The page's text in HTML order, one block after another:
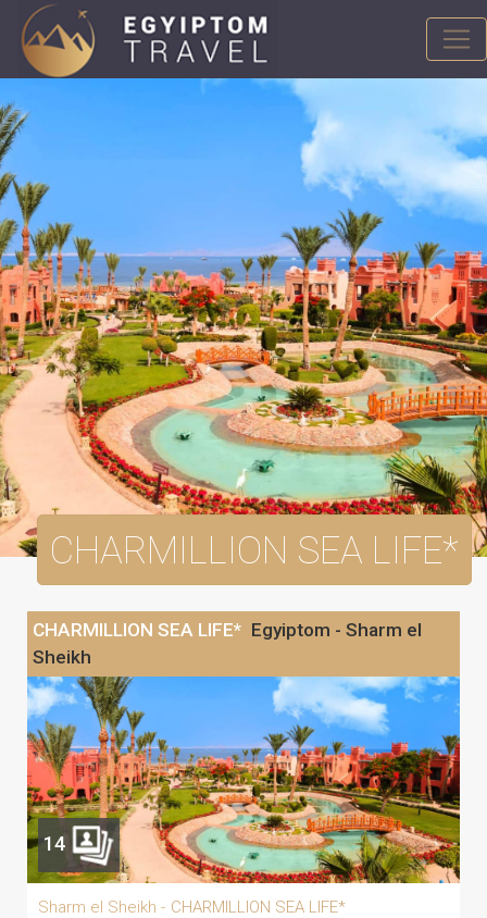
CHARMILLION SEA LIFE*
CHARMILLION SEA LIFE* Egyiptom - Sharm el
Sheikh
14
Sharm el Sheikh - CHARMILLION SEA LIFE*